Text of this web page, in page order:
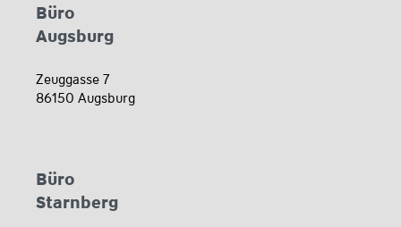
Büro
Augsburg
Zeuggasse 7
86150 Augsburg
Büro
Starnberg